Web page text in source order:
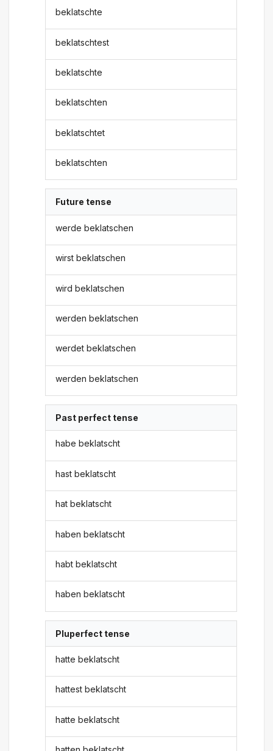
beklatschte
beklatschtest
beklatschte
beklatschten
beklatschtet
beklatschten
Future tense
werde beklatschen
wirst beklatschen
wird beklatschen
werden beklatschen
werdet beklatschen
werden beklatschen
Past perfect tense
habe beklatscht
hast beklatscht
hat beklatscht
haben beklatscht
habt beklatscht
haben beklatscht
Pluperfect tense
hatte beklatscht
hattest beklatscht
hatte beklatscht